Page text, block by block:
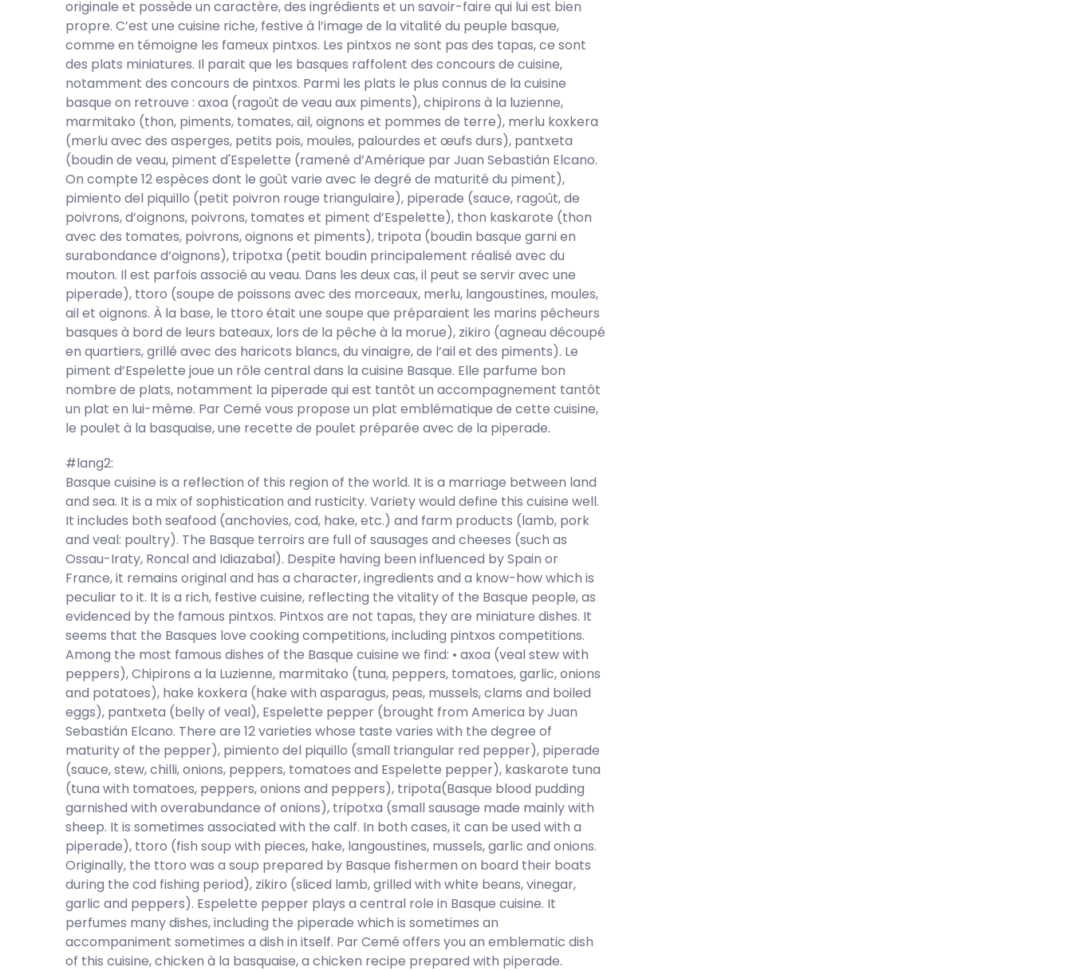
originale et possède un caractère, des ingrédients et un savoir-faire qui lui est bien
propre. C’est une cuisine riche, festive à l’image de la vitalité du peuple basque,
comme en témoigne les fameux pintxos. Les pintxos ne sont pas des tapas, ce sont
des plats miniatures. Il parait que les basques raffolent des concours de cuisine,
notamment des concours de pintxos. Parmi les plats le plus connus de la cuisine
basque on retrouve : axoa (ragoût de veau aux piments), chipirons à la luzienne,
marmitako (thon, piments, tomates, ail, oignons et pommes de terre), merlu koxkera
(merlu avec des asperges, petits pois, moules, palourdes et œufs durs), pantxeta
(boudin de veau, piment d'Espelette (ramené d’Amérique par Juan Sebastián Elcano.
On compte 12 espèces dont le goût varie avec le degré de maturité du piment),
pimiento del piquillo (petit poivron rouge triangulaire), piperade (sauce, ragoût, de
poivrons, d’oignons, poivrons, tomates et piment d’Espelette), thon kaskarote (thon
avec des tomates, poivrons, oignons et piments), tripota (boudin basque garni en
surabondance d’oignons), tripotxa (petit boudin principalement réalisé avec du
mouton. Il est parfois associé au veau. Dans les deux cas, il peut se servir avec une
piperade), ttoro (soupe de poissons avec des morceaux, merlu, langoustines, moules,
ail et oignons. À la base, le ttoro était une soupe que préparaient les marins pêcheurs
basques à bord de leurs bateaux, lors de la pêche à la morue), zikiro (agneau découpé
en quartiers, grillé avec des haricots blancs, du vinaigre, de l’ail et des piments). Le
piment d’Espelette joue un rôle central dans la cuisine Basque. Elle parfume bon
nombre de plats, notamment la piperade qui est tantôt un accompagnement tantôt
un plat en lui-même. Par Cemé vous propose un plat emblématique de cette cuisine,
le poulet à la basquaise, une recette de poulet préparée avec de la piperade.
#lang2:
Basque cuisine is a reflection of this region of the world. It is a marriage between land
and sea. It is a mix of sophistication and rusticity. Variety would define this cuisine well.
It includes both seafood (anchovies, cod, hake, etc.) and farm products (lamb, pork
and veal: poultry). The Basque terroirs are full of sausages and cheeses (such as
Ossau-Iraty, Roncal and Idiazabal). Despite having been influenced by Spain or
France, it remains original and has a character, ingredients and a know-how which is
peculiar to it. It is a rich, festive cuisine, reflecting the vitality of the Basque people, as
evidenced by the famous pintxos. Pintxos are not tapas, they are miniature dishes. It
seems that the Basques love cooking competitions, including pintxos competitions.
Among the most famous dishes of the Basque cuisine we find: • axoa (veal stew with
peppers), Chipirons a la Luzienne, marmitako (tuna, peppers, tomatoes, garlic, onions
and potatoes), hake koxkera (hake with asparagus, peas, mussels, clams and boiled
eggs), pantxeta (belly of veal), Espelette pepper (brought from America by Juan
Sebastián Elcano. There are 12 varieties whose taste varies with the degree of
maturity of the pepper), pimiento del piquillo (small triangular red pepper), piperade
(sauce, stew, chilli, onions, peppers, tomatoes and Espelette pepper), kaskarote tuna
(tuna with tomatoes, peppers, onions and peppers), tripota(Basque blood pudding
garnished with overabundance of onions), tripotxa (small sausage made mainly with
sheep. It is sometimes associated with the calf. In both cases, it can be used with a
piperade), ttoro (fish soup with pieces, hake, langoustines, mussels, garlic and onions.
Originally, the ttoro was a soup prepared by Basque fishermen on board their boats
during the cod fishing period), zikiro (sliced lamb, grilled with white beans, vinegar,
garlic and peppers). Espelette pepper plays a central role in Basque cuisine. It
perfumes many dishes, including the piperade which is sometimes an
accompaniment sometimes a dish in itself. Par Cemé offers you an emblematic dish
of this cuisine, chicken à la basquaise, a chicken recipe prepared with piperade.